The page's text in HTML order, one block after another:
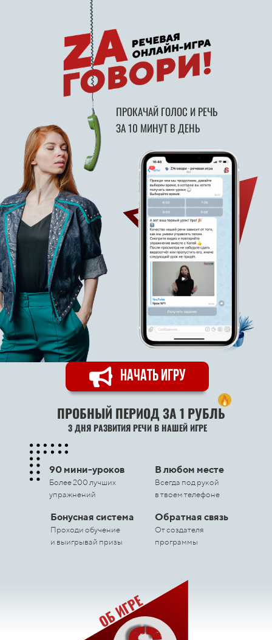
ПРОКАЧАЙ ГОЛОС И РЕЧЬ
ЗА 10 МИНУТ В ДЕНЬ
ПРОБНЫЙ ПЕРИОД ЗА 1 РУБЛЬ
Бонусная система
Проходи обучение
и выигрывай призы
Обратная связь
От создателя
программы
90 мини-уроков
Более 200 лучших
упражнений
В любом месте
Всегда под рукой
в твоем телефоне
НАЧАТЬ ИГРУ
3 ДНЯ РАЗВИТИЯ РЕЧИ В НАШЕЙ ИГРЕ
ОБ ИГРЕ